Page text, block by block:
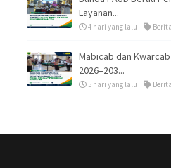
Layanan...
4 hari yang lalu
Mabicab dan
2026–203...
5 hari yang lalu